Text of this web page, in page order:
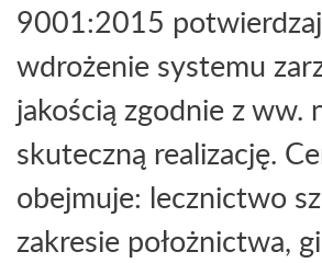
9001:2015
wdrożenie systemu
jakością zgodnie z ww.
skuteczną realizację.
obejmuje: lecznictwo
zakresie położnictwa,